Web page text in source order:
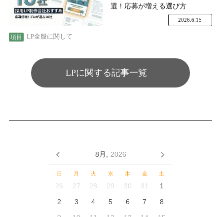
選！応募が増える選び方
LP全般に関して
2026.6.15
LPに関する記事一覧
8月, 2026
日 月 火 水 木 金 土
26 27 28 29 30 31
1
2
3 4 5 6 7
8